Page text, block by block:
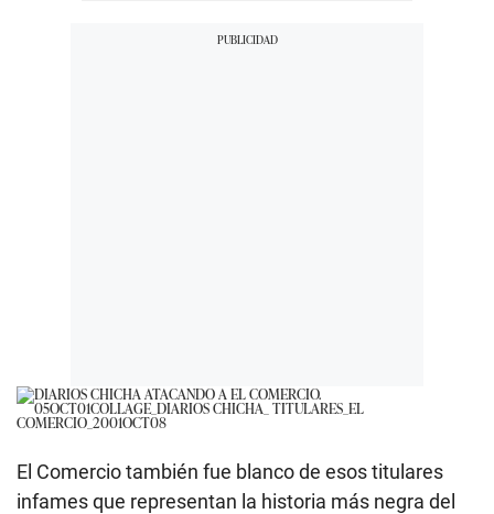
El Comercio también fue blanco de esos titulares
infames que representan la historia más negra del